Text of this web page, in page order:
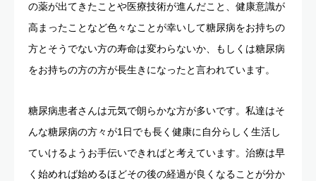
の薬が出てきたことや医療技術が進んだこと、健康意識が
高まったことなど色々なことが幸いして糖尿病をお持ちの
方とそうでない方の寿命は変わらないか、もしくは糖尿病
をお持ちの方の方が長生きになったと言われています。
糖尿病患者さんは元気で朗らかな方が多いです。私達はそ
んな糖尿病の方々が1日でも長く健康に自分らしく生活し
ていけるようお手伝いできればと考えています。治療は早
く始めれば始めるほどその後の経過が良くなることが分か